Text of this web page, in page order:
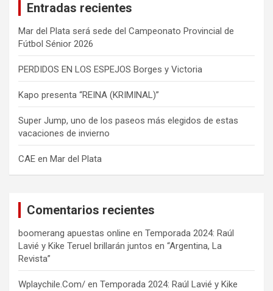
Entradas recientes
Mar del Plata será sede del Campeonato Provincial de
Fútbol Sénior 2026
PERDIDOS EN LOS ESPEJOS Borges y Victoria
Kapo presenta “REINA (KRIMINAL)”
Super Jump, uno de los paseos más elegidos de estas
vacaciones de invierno
CAE en Mar del Plata
Comentarios recientes
boomerang apuestas online en Temporada 2024: Raúl
Lavié y Kike Teruel brillarán juntos en “Argentina, La
Revista”
Wplaychile.Com/ en Temporada 2024: Raúl Lavié y Kike